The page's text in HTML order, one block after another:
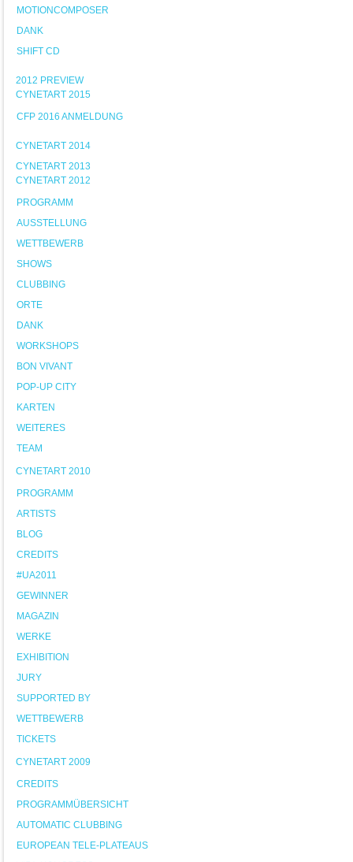
MOTIONCOMPOSER
DANK
SHIFT CD
2012 PREVIEW
CYNETART 2015
CFP 2016 ANMELDUNG
CYNETART 2014
CYNETART 2013
CYNETART 2012
PROGRAMM
AUSSTELLUNG
WETTBEWERB
SHOWS
CLUBBING
ORTE
DANK
WORKSHOPS
BON VIVANT
POP-UP CITY
KARTEN
WEITERES
TEAM
CYNETART 2010
PROGRAMM
ARTISTS
BLOG
CREDITS
#UA2011
GEWINNER
MAGAZIN
WERKE
EXHIBITION
JURY
SUPPORTED BY
WETTBEWERB
TICKETS
CYNETART 2009
CREDITS
PROGRAMMÜBERSICHT
AUTOMATIC CLUBBING
EUROPEAN TELE-PLATEAUS